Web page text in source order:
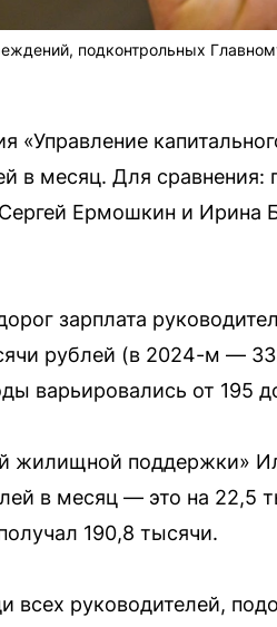
подконтрольных
«Управление
в месяц. Для сравнения:
Ермошкин и Ирина
зарплата
рублей (в 2024-м —
варьировались от 195
жилищной поддержки»
в месяц — это на 22,5
190,8 тысячи.
всех руководителей,